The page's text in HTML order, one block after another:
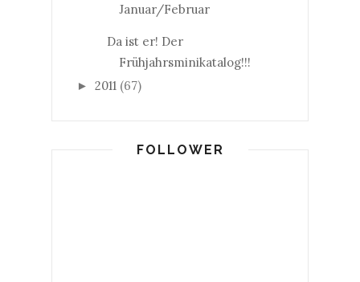
Januar/Februar
Da ist er! Der
Frühjahrsminikatalog!!!
► 2011 (67)
FOLLOWER